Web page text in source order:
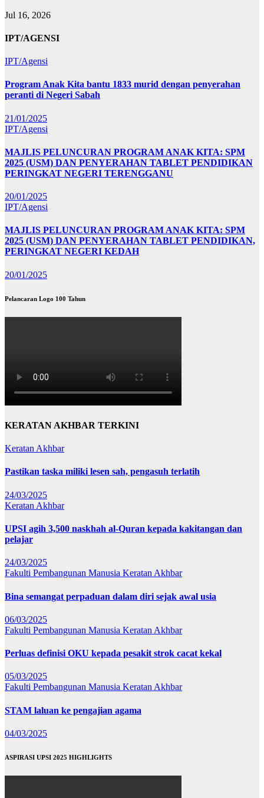
Jul 16, 2026
IPT/AGENSI
IPT/Agensi
Program Anak Kita bantu 1833 murid dengan penyerahan
peranti di Negeri Sabah
21/01/2025
IPT/Agensi
MAJLIS PELUNCURAN PROGRAM ANAK KITA: SPM
2025 (USM) DAN PENYERAHAN TABLET PENDIDIKAN
PERINGKAT NEGERI TERENGGANU
20/01/2025
IPT/Agensi
MAJLIS PELUNCURAN PROGRAM ANAK KITA: SPM
2025 (USM) DAN PENYERAHAN TABLET PENDIDIKAN,
PERINGKAT NEGERI KEDAH
20/01/2025
Pelancaran Logo 100 Tahun
KERATAN AKHBAR TERKINI
Keratan Akhbar
Pastikan taska miliki lesen sah, pengasuh terlatih
24/03/2025
Keratan Akhbar
UPSI agih 3,500 naskhah al-Quran kepada kakitangan dan
pelajar
24/03/2025
Fakulti Pembangunan Manusia Keratan Akhbar
Bina semangat perpaduan dalam diri sejak awal usia
06/03/2025
Fakulti Pembangunan Manusia Keratan Akhbar
Perluas definisi OKU kepada pesakit strok cacat kekal
05/03/2025
Fakulti Pembangunan Manusia Keratan Akhbar
STAM laluan ke pengajian agama
04/03/2025
ASPIRASI UPSI 2025 HIGHLIGHTS